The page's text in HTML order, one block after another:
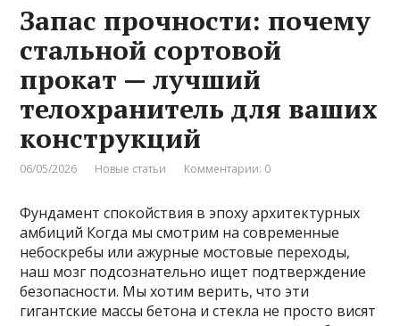
Запас прочности: почему
стальной сортовой
прокат — лучший
телохранитель для ваших
конструкций
06/05/2026 Новые статьи Комментарии: 0
Фундамент спокойствия в эпоху архитектурных
амбиций Когда мы смотрим на современные
небоскребы или ажурные мостовые переходы,
наш мозг подсознательно ищет подтверждение
безопасности. Мы хотим верить, что эти
гигантские массы бетона и стекла не просто висят